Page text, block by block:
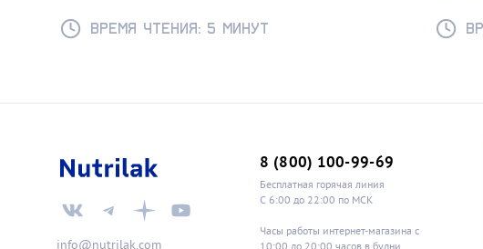
Время чтения: 5 минут
info@nutrilak.com
8 (800) 100-99-69
Бесплатная горячая линия
С 6:00 до 22:00 по МСК
Часы работы интернет-магазина с
10:00 до 20:00 часов в будни